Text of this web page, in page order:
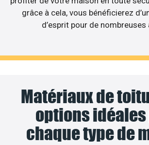
grâce à cela, vous bénéficierez
d’esprit pour de nombreuses
Matériaux de
options
chaque type de